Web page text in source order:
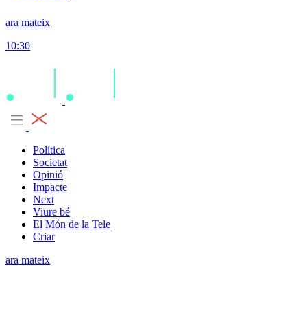
ara mateix
10:30
Política
Societat
Opinió
Impacte
Next
Viure bé
El Món de la Tele
Criar
ara mateix